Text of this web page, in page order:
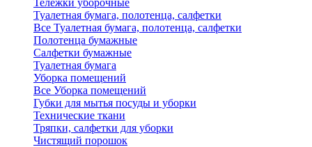
Тележки уборочные
Туалетная бумага, полотенца, салфетки
Все Туалетная бумага, полотенца, салфетки
Полотенца бумажные
Салфетки бумажные
Туалетная бумага
Уборка помещений
Все Уборка помещений
Губки для мытья посуды и уборки
Технические ткани
Тряпки, салфетки для уборки
Чистящий порошок